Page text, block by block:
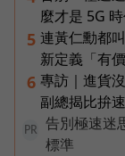
麼才是 5G
5 連黃仁勳都
新定義「有
6 專訪｜進貨
副總揭比拚
PR
告別極速迷
標準